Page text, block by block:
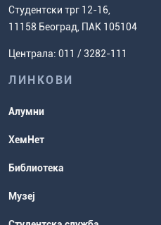
Научноистраживачки рад
Европски систем преноса бодова
(ЕСПБ)
Усавршавање за наставнике
Повереник за равноправност
Студентске организације
рокови
Ценовник студија
испита
Студентски трг 12-16,
11158 Београд, ПАК 105104
Централа: 011 / 3282-111
ЛИНКОВИ
Алумни
ХемНет
Библиотека
Музеј